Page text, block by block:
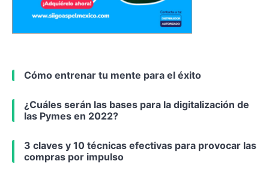
Cómo entrenar tu mente para el éxito
¿Cuáles serán las bases para la digitalización de
las Pymes en 2022?
3 claves y 10 técnicas efectivas para provocar las
compras por impulso